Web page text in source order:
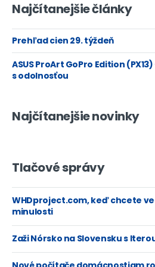
Najčítanejšie články
Prehľad cien 29. týždeň
ASUS ProArt GoPro Edition
s odolnosťou
Najčítanejšie novinky
Tlačové správy
WHDproject.com, keď chcete
minulosti
Zaži Nórsko na Slovensku s